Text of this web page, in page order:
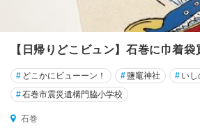
仙
沼
・
牡
【日帰りどこビュン】石巻に巾着
# どこかにビューーン！ # 鹽竈神社 # い
#石巻市震災遺構門脇小学校
石巻